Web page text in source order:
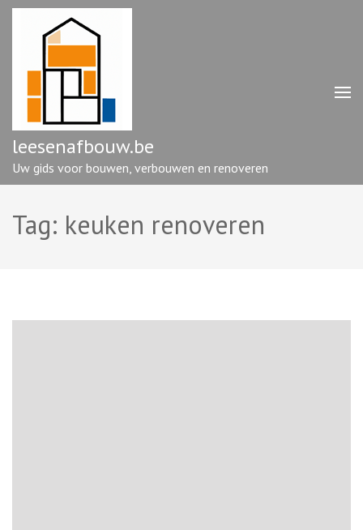
Ga
enter)
leesenafbouw.be
Uw gids voor bouwen, verbouwen en renoveren
Tag: keuken renoveren